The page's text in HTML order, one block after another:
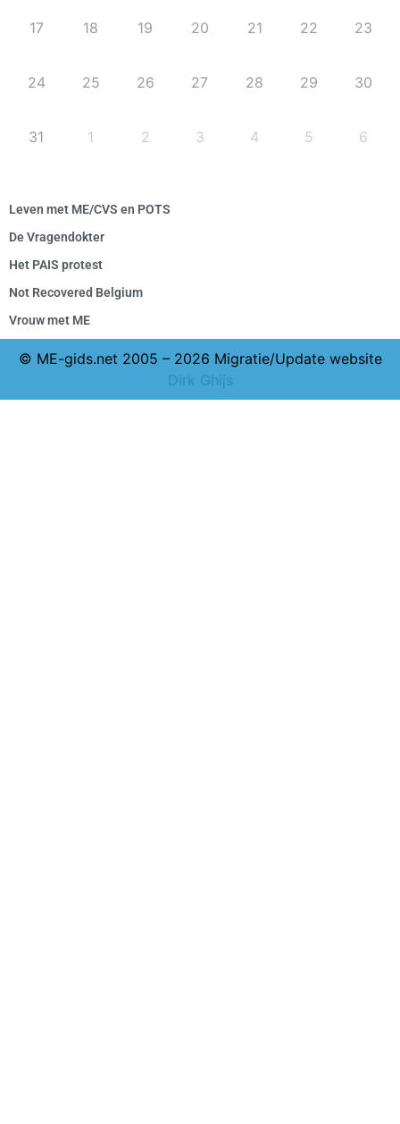
17 18 19 20 21 22 23
24 25 26 27 28 29 30
31 1 2 3 4 5 6
Leven met ME/CVS en POTS
De Vragendokter
Het PAIS protest
Not Recovered Belgium
Vrouw met ME
© ME-gids.net 2005 – 2026 Migratie/Update website
Dirk Ghijs